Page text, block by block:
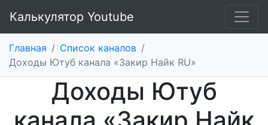
Калькулятор Youtube
Главная / Список каналов /
Доходы Ютуб канала «Закир Найк RU»
Доходы Ютуб